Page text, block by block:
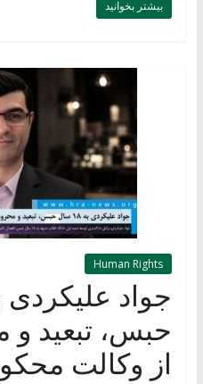
بیشتر بخوانید
Human Rights
حبس، تبعید و
از وکالت